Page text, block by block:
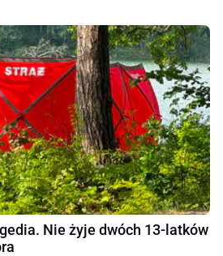
Nie żyje dwóch 13-latków